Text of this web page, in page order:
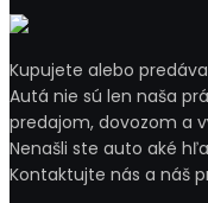
Kupujete alebo
Autá nie sú len naša
predajom, dovozom a
Nenašli ste auto aké
Kontaktujte nás a náš